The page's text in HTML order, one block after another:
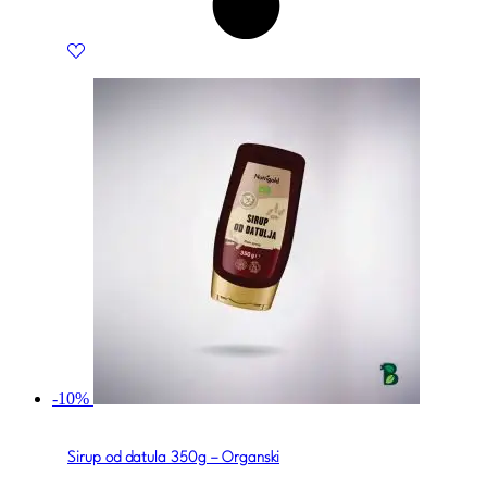
-10%
Sirup od datula 350g – Organski